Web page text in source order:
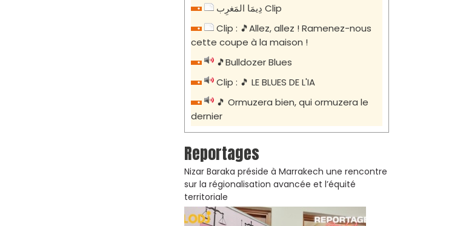
دِيمَا المَغرِب Clip
Clip : 🎵Allez, allez ! Ramenez-nous
cette coupe à la maison !
🎵Bulldozer Blues
Clip : 🎵 LE BLUES DE L'IA
🎵 Ormuzera bien, qui ormuzera le
dernier
Reportages
Nizar Baraka préside à Marrakech une rencontre
sur la régionalisation avancée et l’équité
territoriale